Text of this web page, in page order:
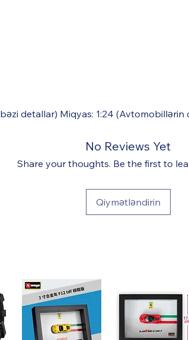
detallar) Miqyas: 1:24
No Reviews Yet
Share your thoughts. Be the first to
Qiymətləndirin